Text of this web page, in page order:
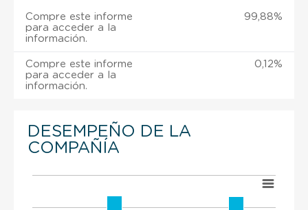
Compre este informe
para acceder a la
información.
99,88%
Compre este informe
para acceder a la
información.
0,12%
DESEMPEÑO DE LA
COMPAÑÍA